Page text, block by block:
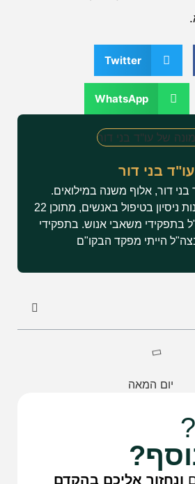
Twitter
WhatsApp
עו"ד בני דור
בני דור, אלוף משנה במילואים.
בעל יותר מ- 40 שנות ניסיון בטיפול באנשים, מתוכן 22
בתפקידי משאבי אנוש. בתפקידי
הייתי מפקד הבקו"ם
ונחזור אליכם בהקדם